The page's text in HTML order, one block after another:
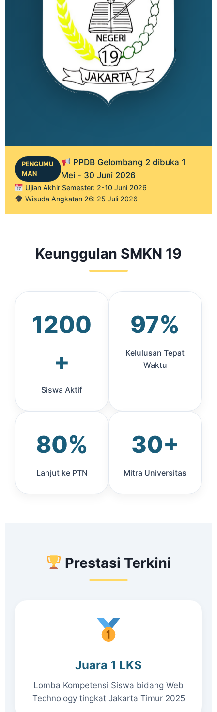
PENGUMU
MAN
PPDB Gelombang 2 dibuka 1
Mei - 30 Juni 2026
Ujian Akhir Semester: 2-10 Juni 2026
Wisuda Angkatan 26: 25 Juli 2026
Keunggulan SMKN 19
1200
+
Siswa Aktif
97%
Kelulusan Tepat
Waktu
80%
Lanjut ke PTN
30+
Mitra Universitas
Prestasi Terkini
Juara 1 LKS
Lomba Kompetensi Siswa bidang Web
Technology tingkat Jakarta Timur 2025